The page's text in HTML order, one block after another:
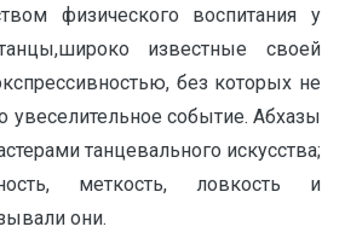
физического воспитания у
известные своей
без которых не
увеселительное событие. Абхазы
танцевального искусства;
меткость, ловкость и
они.